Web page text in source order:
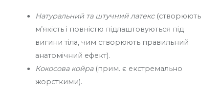
Натуральний та штучний латекс(створюють
м’якість і повністю підлаштовуються під
вигини тіла, чим створюють правильний
анатомічний ефект).
Кокосова койра(прим. є екстремально
жорсткими).